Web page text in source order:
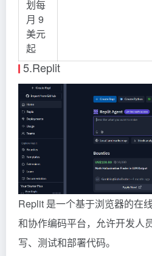
划每
月 9
美元
起
5.Replit
Replit 是一个基于浏览器的在
和协作编码平台，允许开发人
写、测试和部署代码。